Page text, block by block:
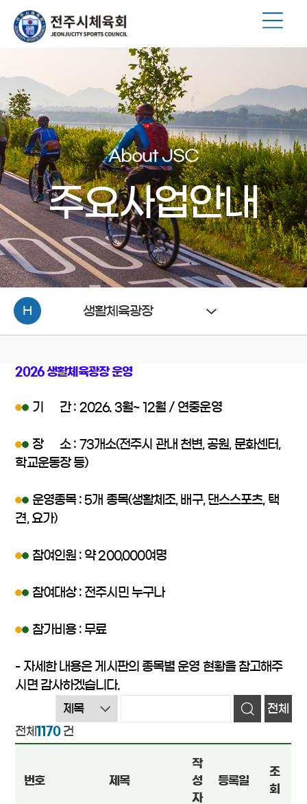
About JSC
주요사업안내
H 생활체육광장
2026 생활체육광장 운영
기 간 : 2026. 3월~ 12월 / 연중운영
장 소 : 73개소(전주시 관내 천변, 공원, 문화센터,
학교운동장 등)
운영종목 : 5개 종목(생활체조, 배구, 댄스스포츠, 택
견, 요가)
참여인원 : 약 200,000여명
참여대상 : 전주시민 누구나
참가비용 : 무료
- 자세한 내용은 게시판의 종목별 운영 현황을 참고해주
시면감사하겠습니다.
전체
전체 1170건
번호 제목
작
성
자
등록일
조
회